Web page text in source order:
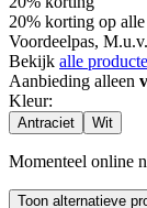
20% korting op
Voordeelpas,
Bekijk alle
Aanbieding alleen
Kleur:
Antraciet Wit
Momenteel online
Toon alternatieve